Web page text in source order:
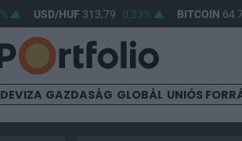
USD/HUF313,79 0,23% BITCOIN64
DEVIZA GAZDASÁG GLOBÁL UNIÓS